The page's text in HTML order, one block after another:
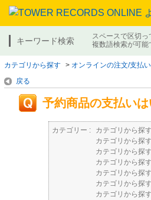
キーワード検索
スペースで区切っ
複数語検索が可能
カテゴリから探す > オンラインの注文/支払い
戻る
予約商品の支払い
カテゴリー : カテゴリから探す
カテゴリから探す
カテゴリから探す
カテゴリから探す
カテゴリから探す
カテゴリから探す
カテゴリから探す